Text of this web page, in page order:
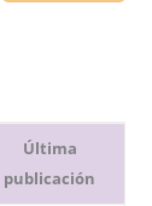
Última
publicación